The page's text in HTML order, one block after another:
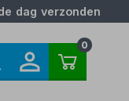
dag verzonden
0